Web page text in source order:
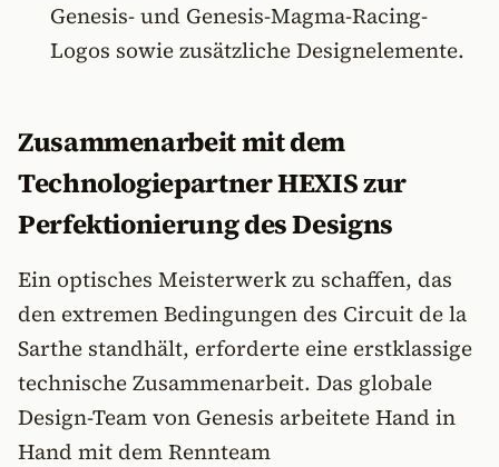
Genesis- und Genesis-Magma-Racing-
Logos sowie zusätzliche Designelemente.
Zusammenarbeit mit dem
Technologiepartner HEXIS zur
Perfektionierung des Designs
Ein optisches Meisterwerk zu schaffen, das
den extremen Bedingungen des Circuit de la
Sarthe standhält, erforderte eine erstklassige
technische Zusammenarbeit. Das globale
Design-Team von Genesis arbeitete Hand in
Hand mit dem Rennteam